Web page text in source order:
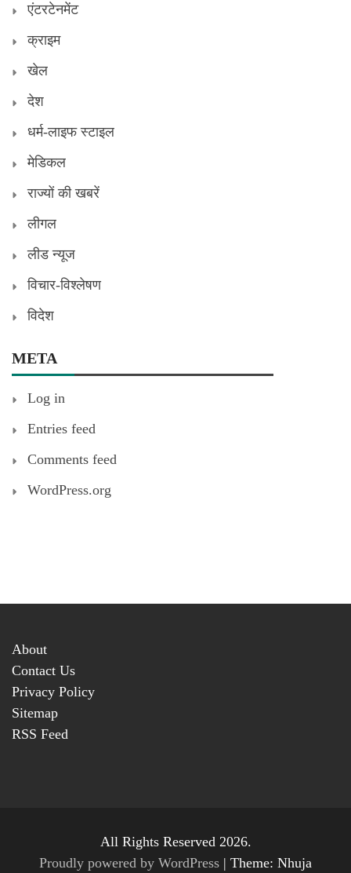
एंटरटेनमेंट
क्राइम
खेल
देश
धर्म-लाइफ स्टाइल
मेडिकल
राज्यों की खबरें
लीगल
लीड न्यूज
विचार-विश्लेषण
विदेश
META
Log in
Entries feed
Comments feed
WordPress.org
About
Contact Us
Privacy Policy
Sitemap
RSS Feed
All Rights Reserved 2026.
Proudly powered by WordPress | Theme: Nhuja